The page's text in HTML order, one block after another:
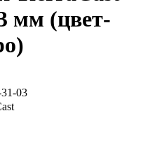
мм (цвет-
03